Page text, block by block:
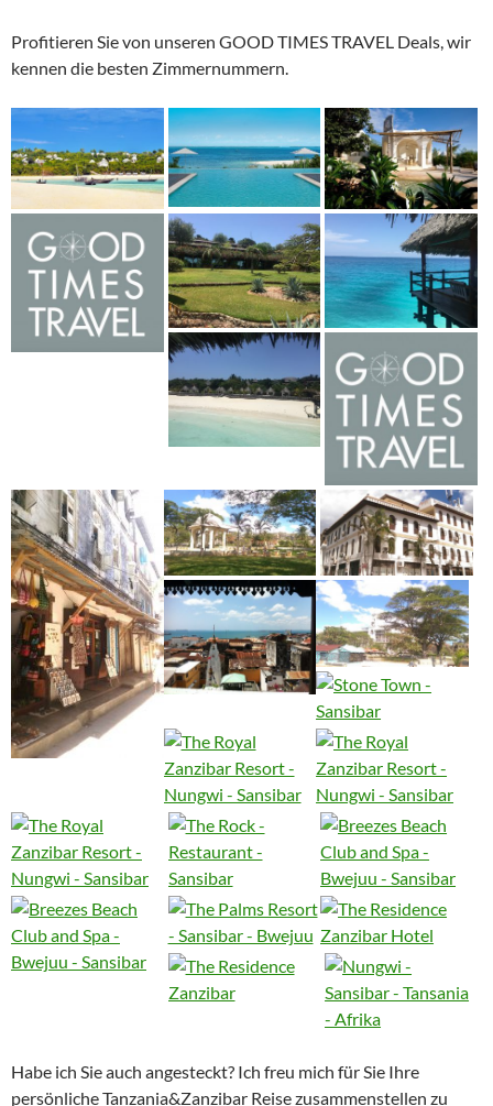
Profitieren Sie von unseren GOOD TIMES TRAVEL Deals, wir
kennen die besten Zimmernummern.
Habe ich Sie auch angesteckt? Ich freu mich für Sie Ihre
persönliche Tanzania&Zanzibar Reise zusammenstellen zu